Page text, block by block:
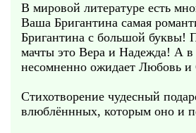
В мировой литературе есть
Ваша Бригантина самая
Бригантина с большой буквы!
мачты это Вера и Надежда! А в
несомненно ожидает Любовь и
Стихотворение чудесный
влюблённных, которым оно и